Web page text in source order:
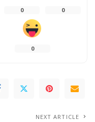
0 0
0
NEXT ARTICLE